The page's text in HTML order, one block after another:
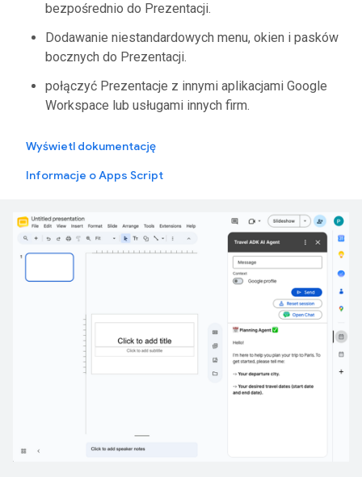
bezpośrednio do Prezentacji.
Dodawanie niestandardowych menu, okien i pasków
bocznych do Prezentacji.
połączyć Prezentacje z innymi aplikacjami Google
Workspace lub usługami innych firm.
Wyświetl dokumentację
Informacje o Apps Script